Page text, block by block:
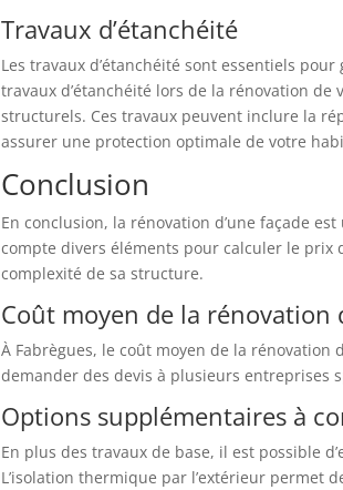
Travaux d’étanchéité
Les travaux d’étanchéité sont essentiels
travaux d’étanchéité lors de la rénovation
structurels. Ces travaux peuvent inclure la
assurer une protection optimale de votre
Conclusion
En conclusion, la rénovation d’une façade
compte divers éléments pour calculer le prix
complexité de sa structure.
Coût moyen de la rénovation
À Fabrègues, le coût moyen de la
demander des devis à plusieurs entreprises
Options supplémentaires à
En plus des travaux de base, il est possible
L’isolation thermique par l’extérieur